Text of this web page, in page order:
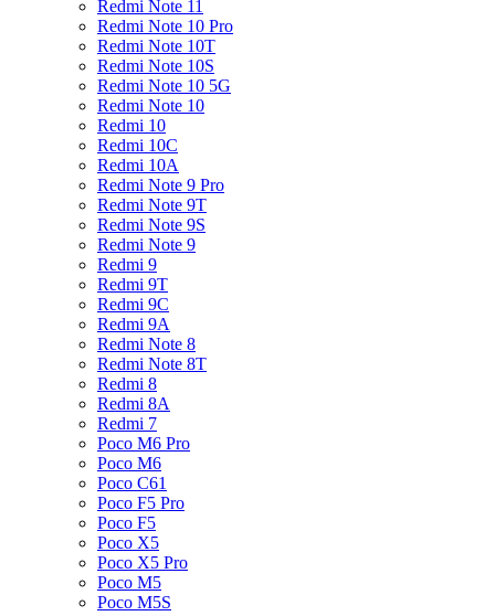
Redmi Note 11
Redmi Note 10 Pro
Redmi Note 10T
Redmi Note 10S
Redmi Note 10 5G
Redmi Note 10
Redmi 10
Redmi 10C
Redmi 10A
Redmi Note 9 Pro
Redmi Note 9T
Redmi Note 9S
Redmi Note 9
Redmi 9
Redmi 9T
Redmi 9C
Redmi 9A
Redmi Note 8
Redmi Note 8T
Redmi 8
Redmi 8A
Redmi 7
Poco M6 Pro
Poco M6
Poco C61
Poco F5 Pro
Poco F5
Poco X5
Poco X5 Pro
Poco M5
Poco M5S